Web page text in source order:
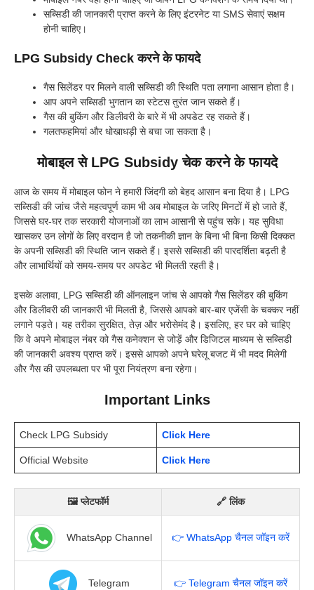
सब्सिडी की जानकारी प्राप्त करने के लिए इंटरनेट या SMS सेवाएं सक्षम
होनी चाहिए।
LPG Subsidy Check करने के फायदे
गैस सिलेंडर पर मिलने वाली सब्सिडी की स्थिति पता लगाना आसान होता है।
आप अपने सब्सिडी भुगतान का स्टेटस तुरंत जान सकते हैं।
गैस की बुकिंग और डिलीवरी के बारे में भी अपडेट रह सकते हैं।
गलतफहमियां और धोखाधड़ी से बचा जा सकता है।
मोबाइल से LPG Subsidy चेक करने के फायदे
आज के समय में मोबाइल फोन ने हमारी जिंदगी को बेहद आसान बना दिया है। LPG
सब्सिडी की जांच जैसे महत्वपूर्ण काम भी अब मोबाइल के जरिए मिनटों में हो जाते हैं,
जिससे घर-घर तक सरकारी योजनाओं का लाभ आसानी से पहुंच सके। यह सुविधा
खासकर उन लोगों के लिए वरदान है जो तकनीकी ज्ञान के बिना भी बिना किसी दिक्कत
के अपनी सब्सिडी की स्थिति जान सकते हैं। इससे सब्सिडी की पारदर्शिता बढ़ती है
और लाभार्थियों को समय-समय पर अपडेट भी मिलती रहती है।
इसके अलावा, LPG सब्सिडी की ऑनलाइन जांच से आपको गैस सिलेंडर की बुकिंग
और डिलीवरी की जानकारी भी मिलती है, जिससे आपको बार-बार एजेंसी के चक्कर नहीं
लगाने पड़ते। यह तरीका सुरक्षित, तेज़ और भरोसेमंद है। इसलिए, हर घर को चाहिए
कि वे अपने मोबाइल नंबर को गैस कनेक्शन से जोड़ें और डिजिटल माध्यम से सब्सिडी
की जानकारी अवश्य प्राप्त करें। इससे आपको अपने घरेलू बजट में भी मदद मिलेगी
और गैस की उपलब्धता पर भी पूरा नियंत्रण बना रहेगा।
Important Links
Check LPG Subsidy Click Here
Official Website Click Here
🖼 प्लेटफॉर्म 🔗 लिंक
WhatsApp Channel 👉 WhatsApp चैनल जॉइन करें
Telegram 👉 Telegram चैनल जॉइन करें